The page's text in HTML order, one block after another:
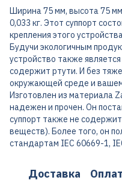
Ширина 75 мм, высота 75
0,033 кг. Этот суппорт
крепления этого
Будучи экологичным
устройство также
содержит ртути. И без
окружающей среде и
Изготовлен из материала
надежен и прочен. Он
суппорт также не
веществ). Более того, он
стандартам IEC 60669-1,
Доставка